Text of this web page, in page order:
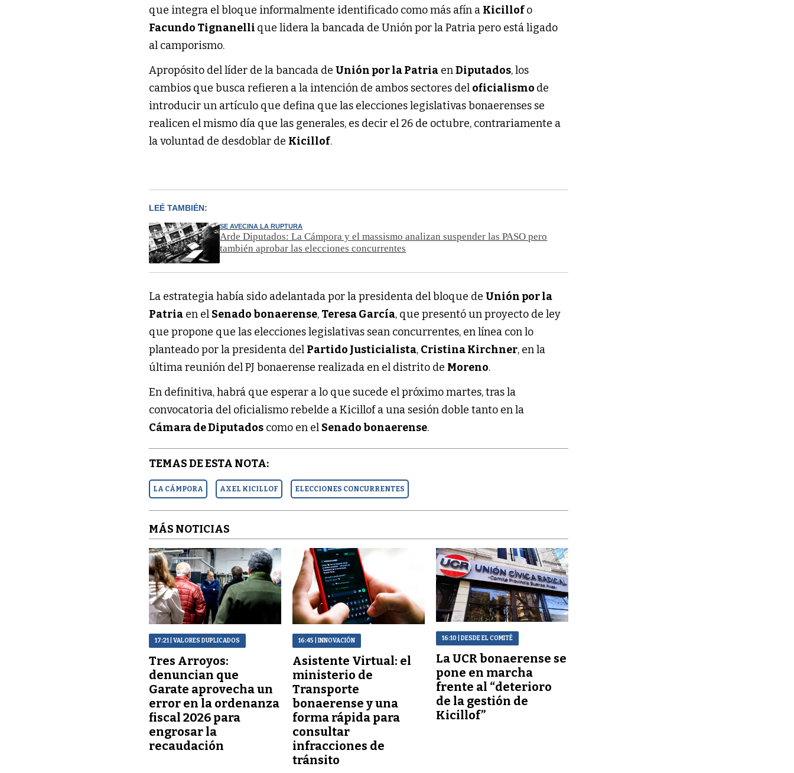
que integra el bloque informalmente identificado como más afín a Kicillofo
Facundo Tignanelli que lidera la bancada de Unión por la Patria pero está ligado
al camporismo.
Apropósito del líder de la bancada deUnión por la Patria enDiputados, los
cambios que busca refieren a la intención de ambos sectores del oficialismo de
introducir un artículo que defina que las elecciones legislativas bonaerenses se
realicen el mismo día que las generales, es decir el 26 de octubre, contrariamente a
la voluntad de desdoblar de Kicillof.
LEÉ TAMBIÉN:
SE AVECINA LA RUPTURA
Arde Diputados: La Cámpora y el massismo analizan suspender las PASO pero
también aprobar las elecciones concurrentes
La estrategia había sido adelantada por la presidenta del bloque deUnión por la
Patria en el Senado bonaerense, Teresa García, que presentó un proyecto de ley
que propone que las elecciones legislativas sean concurrentes, en línea con lo
planteado por la presidenta del Partido Justicialista, Cristina Kirchner, en la
última reunión del PJ bonaerense realizada en el distrito de Moreno.
En definitiva, habrá que esperar a lo que sucede el próximo martes, tras la
convocatoria del oficialismo rebelde a Kicillof a una sesión doble tanto en la
Cámara de Diputados como en el Senado bonaerense.
TEMAS DE ESTA NOTA:
LA CÁMPORA AXEL KICILLOF ELECCIONES CONCURRENTES
MÁS NOTICIAS
17:21| VALORES DUPLICADOS
Tres Arroyos:
denuncian que
Garate aprovecha un
error en la ordenanza
fiscal 2026 para
engrosar la
recaudación
16:45 | INNOVACIÓN
Asistente Virtual: el
ministerio de
Transporte
bonaerense y una
forma rápida para
consultar
infracciones de
tránsito
16:10 | DESDE EL COMITÉ
La UCR bonaerense se
pone en marcha
frente al “deterioro
de la gestión de
Kicillof”